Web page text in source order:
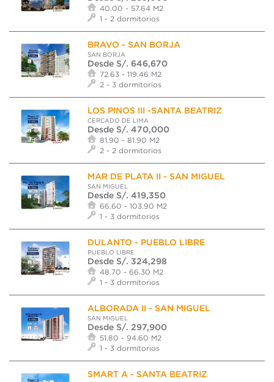
40.00 - 57.64 M2
1 - 2 dormitorios
BRAVO - SAN BORJA
SAN BORJA
Desde S/. 646,670
72.63 - 119.46 M2
2 - 3 dormitorios
LOS PINOS III -SANTA BEATRIZ
CERCADO DE LIMA
Desde S/. 470,000
81.90 - 81.90 M2
2 - 2 dormitorios
MAR DE PLATA II - SAN MIGUEL
SAN MIGUEL
Desde S/. 419,350
66.60 - 103.90 M2
1 - 3 dormitorios
DULANTO - PUEBLO LIBRE
PUEBLO LIBRE
Desde S/. 324,298
48.70 - 66.30 M2
1 - 3 dormitorios
ALBORADA II - SAN MIGUEL
SAN MIGUEL
Desde S/. 297,900
51.80 - 94.60 M2
1 - 3 dormitorios
SMART A - SANTA BEATRIZ